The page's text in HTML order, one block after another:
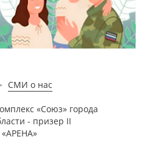
СМИ о нас
«Союз» города
- призер II
«АРЕНА»